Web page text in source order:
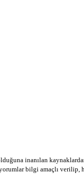
inanılan
bilgi amaçlı verilip,